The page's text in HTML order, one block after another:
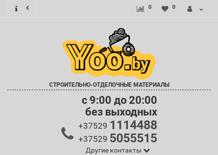
0 0
СТРОИТЕЛЬНО-ОТДЕЛОЧНЫЕ МАТЕРИАЛЫ
c 9:00 до 20:00
без выходных
+37529 1114488
+37529 5055515
Другие контакты